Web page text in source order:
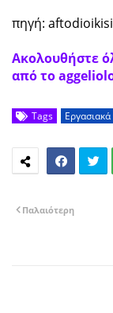
πηγή:
Ακολουθήστε
από το
Tags
Παλαιότερη